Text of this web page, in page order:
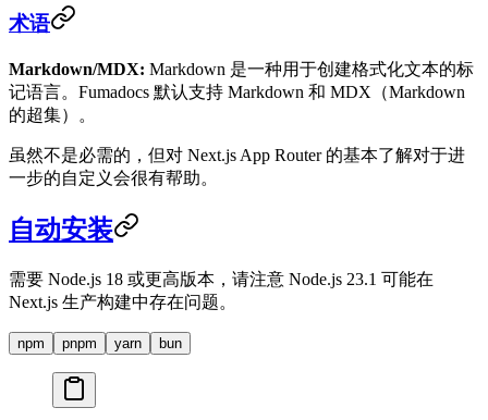
术语
Markdown/MDX: Markdown 是一种用于创建格式化文本的标
记语言。Fumadocs 默认支持 Markdown 和 MDX（Markdown
的超集）。
虽然不是必需的，但对 Next.js App Router 的基本了解对于进
一步的自定义会很有帮助。
自动安装
需要 Node.js 18 或更高版本，请注意 Node.js 23.1 可能在
Next.js 生产构建中存在问题。
npm pnpm yarn bun